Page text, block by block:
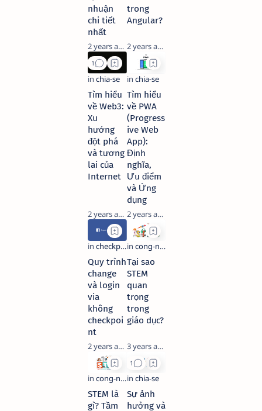
nhuận
chi tiết
nhất
2 years ago
trong
Angular?
2 years ago
Tìm hiểu
về Web3:
Xu
hướng
đột phá
và tương
lai của
Internet
2 years ago
Tìm hiểu
về PWA
(Progress
ive Web
App):
Định
nghĩa,
Ưu điểm
và Ứng
dụng
2 years ago
Quy trình
change
và login
via
không
checkpoi
nt
2 years ago
Tại sao
STEM
quan
trọng
trong
giáo dục?
3 years ago
STEM là
gì? Tầm
Sự ảnh
hưởng và